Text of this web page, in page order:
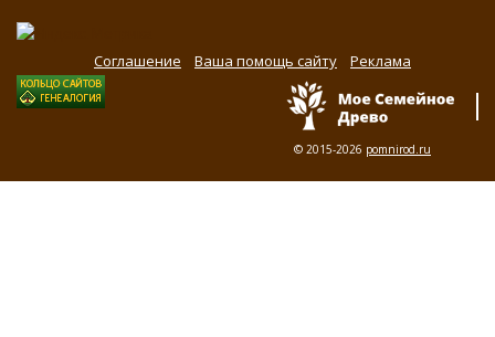
Соглашение Ваша помощь сайту Реклама
© 2015-2026 pomnirod.ru